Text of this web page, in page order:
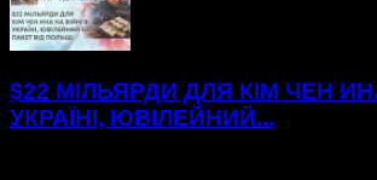
$22 МІЛЬЯРДИ ДЛЯ КІМ ЧЕН
УКРАЇНІ, ЮВІЛЕЙНИЙ...